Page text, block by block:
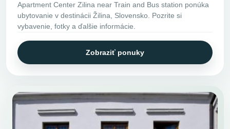
Apartment Center Zilina near Train and Bus station ponúka
ubytovanie v destinácii Žilina, Slovensko. Pozrite si
vybavenie, fotky a ďalšie informácie.
Zobraziť ponuky